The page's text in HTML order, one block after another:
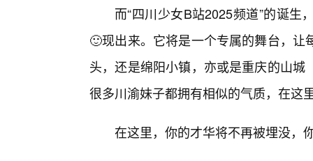
而“四川少女B站2025频道”的诞
🙂现出来。它将是一个专属的舞台，
头，还是绵阳小镇，亦或是重庆的山
很多川渝妹子都拥有相似的气质，在这
在这里，你的才华将不再被埋没，